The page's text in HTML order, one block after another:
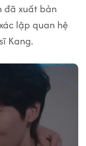
đã xuất bản
lập quan hệ
Kang.